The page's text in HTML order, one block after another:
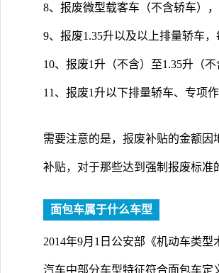
8、报废微型载客车（不含轿车）
9、报废1.35升以及以上排量轿车，
10、报废1升（不含）至1.35升（
11、报废1升以下排量轿车、专项
需要注意的是，报废补贴的金额
补贴，对于那些达到强制报废标准
面包车属于什么车型
2014年9月1日公安部《机动车类
汽车中部分车型特征符合面包车定